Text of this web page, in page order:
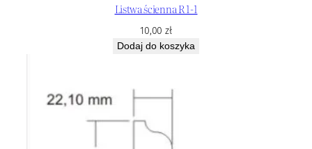
Listwa ścienna R 1-1
10,00zł
Dodaj do koszyka